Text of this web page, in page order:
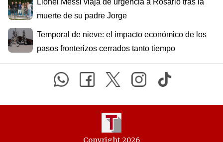
Lionel Messi viaja de urgencia a Rosario tras la
muerte de su padre Jorge
Temporal de nieve: el impacto económico de los
pasos fronterizos cerrados tanto tiempo
Copyright 2026